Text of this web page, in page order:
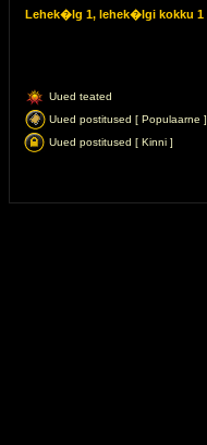
Lehek�lg 1, lehek�lgi kokku 1
Uued teated
Uued postitused [ Populaarne ]
Uued postitused [ Kinni ]